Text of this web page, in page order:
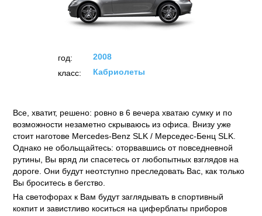
класс:
Кабриолеты
Все, хватит, решено: ровно в 6 вечера хватаю сумку и по
возможности незаметно скрываюсь из офиса. Внизу уже
стоит наготове Mercedes-Benz SLK / Мерседес-Бенц SLK.
Однако не обольщайтесь: оторвавшись от повседневной
рутины, Вы вряд ли спасетесь от любопытных взглядов на